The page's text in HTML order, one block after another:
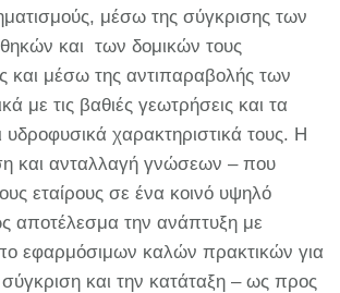
μέσω της σύγκρισης των
και των δομικών τους
και μέσω της αντιπαραβολής των
με τις βαθιές γεωτρήσεις και τα
υδροφυσικά χαρακτηριστικά τους. Η
και ανταλλαγή γνώσεων – που
εταίρους σε ένα κοινό υψηλό
αποτέλεσμα την ανάπτυξη με
εφαρμόσιμων καλών πρακτικών για
σύγκριση και την κατάταξη – ως προς